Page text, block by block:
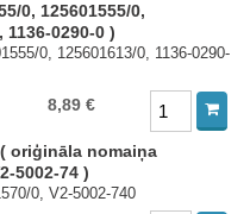
0, 125601555/0,
1136-0290-0 )
0, 125601613/0, 1136-0290-
8,89 €
oriģināla nomaiņa
5002-74 )
0, V2-5002-740